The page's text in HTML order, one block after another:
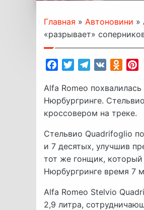
Главная » Автоновини »
«разрывает»
FacebookTwitterTelegram
VK
Alfa Romeo
Нюрбургринге.
кроссовером на треке.
Стельвио Quadrifoglio
и 7 десятых, улучшив
тот же гонщик, который
Нюрбургринге время 7
Alfa Romeo Stelvio
2,9 литра,